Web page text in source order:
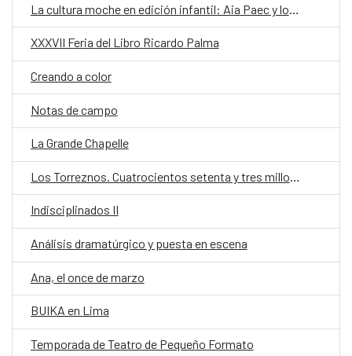
XXXVII Feria del Libro Ricardo Palma
Creando a color
Notas de campo
La Grande Chapelle
Indisciplinados II
Análisis dramatúrgico y puesta en escena
Ana, el once de marzo
BUIKA en Lima
Temporada de Teatro de Pequeño Formato